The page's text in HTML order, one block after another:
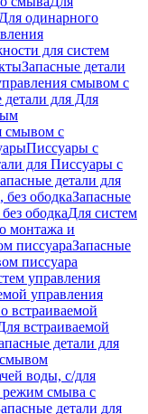
одинарного
для систем
Запасные детали
смывом с
детали для Для
смывом с
Писсуары с
для Писсуары с
детали для
ободкаЗапасные
ободкаДля систем
монтажа и
писсуараЗапасные
писсуара
управления
управления
встраиваемой
встраиваемой
детали для
смывом
воды, с/для
режим смыва с
детали для